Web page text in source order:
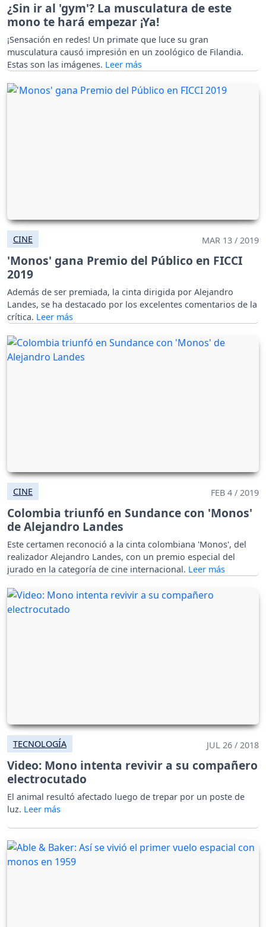
¿Sin ir al 'gym'? La musculatura de este
mono te hará empezar ¡Ya!
¡Sensación en redes! Un primate que luce su gran
musculatura causó impresión en un zoológico de Filandia.
Estas son las imágenes.
CINE MAR 13 / 2019
'Monos' gana Premio del Público en FICCI
2019
Además de ser premiada, la cinta dirigida por Alejandro
Landes, se ha destacado por los excelentes comentarios de la
crítica.
CINE FEB 4 / 2019
Colombia triunfó en Sundance con 'Monos'
de Alejandro Landes
Este certamen reconoció a la cinta colombiana 'Monos', del
realizador Alejandro Landes, con un premio especial del
jurado en la categoría de cine internacional.
TECNOLOGÍA JUL 26 / 2018
Video: Mono intenta revivir a su compañero
electrocutado
El animal resultó afectado luego de trepar por un poste de
luz.